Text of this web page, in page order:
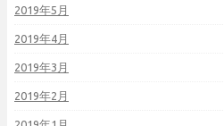
2019年5月
2019年4月
2019年3月
2019年2月